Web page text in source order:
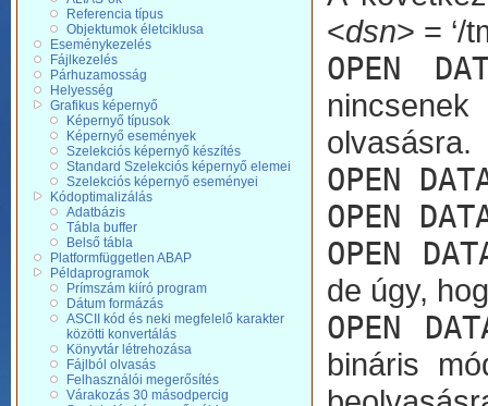
Referencia típus
Objektumok életciklusa
Eseménykezelés
Fájlkezelés
Párhuzamosság
Helyesség
Grafikus képernyő
Képernyő típusok
Képernyő események
Szelekciós képernyő készítés
Standard Szelekciós képernyő elemei
Szelekciós képernyő eseményei
Kódoptimalizálás
Adatbázis
Tábla buffer
Belső tábla
Platformfüggetlen ABAP
Példaprogramok
Prímszám kiíró program
Dátum formázás
ASCII kód és neki megfelelő karakter
közötti konvertálás
Könyvtár létrehozása
Fájlból olvasás
Felhasználói megerősítés
Várakozás 30 másodpercig
<dsn> = ‘/
OPEN
olvasásra.
OPEN
OPEN
OPEN
de úgy,
OPEN
bináris